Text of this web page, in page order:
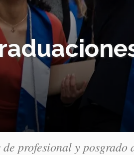
profesional y posgrado